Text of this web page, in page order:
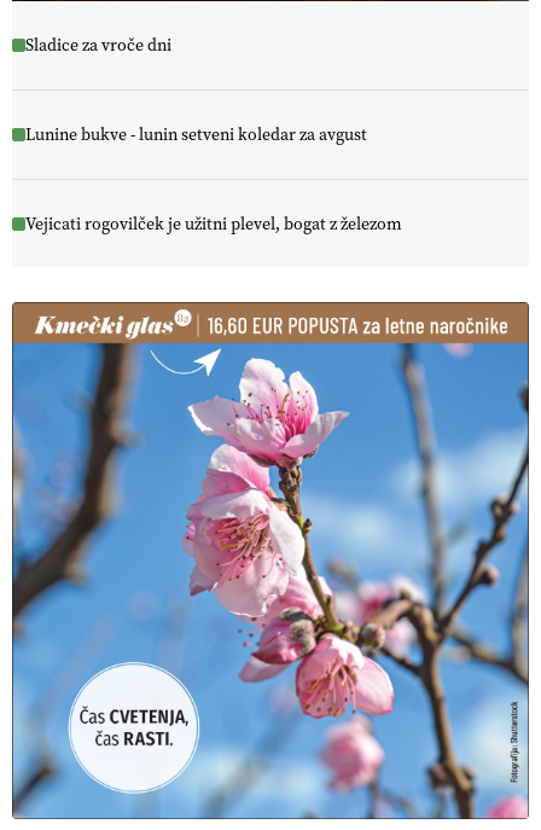
Sladice za vroče dni
Lunine bukve - lunin setveni koledar za avgust
Vejicati rogovilček je užitni plevel, bogat z železom